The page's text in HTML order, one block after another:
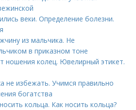
веки. Определение болезни.
из мальчика. Не
в приказном тоне
ношения колец. Ювелирный этикет.
не избежать. Учимся правильно
богатства
кольца. Как носить кольца?